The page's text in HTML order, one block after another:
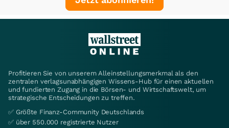
Profitieren Sie von unserem Alleinstellungsmerkmal als den
zentralen verlagsunabhängigen Wissens-Hub für einen aktuellen
und fundierten Zugang in die Börsen- und Wirtschaftswelt, um
strategische Entscheidungen zu treffen.
✅ Größte Finanz-Community Deutschlands
✅ über 550.000 registrierte Nutzer